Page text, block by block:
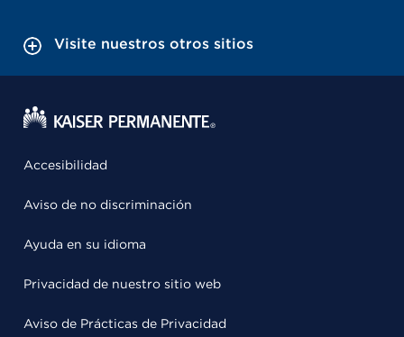
Visite nuestros otros sitios
Accesibilidad
Aviso de no discriminación
Ayuda en su idioma
Privacidad de nuestro sitio web
Aviso de Prácticas de Privacidad